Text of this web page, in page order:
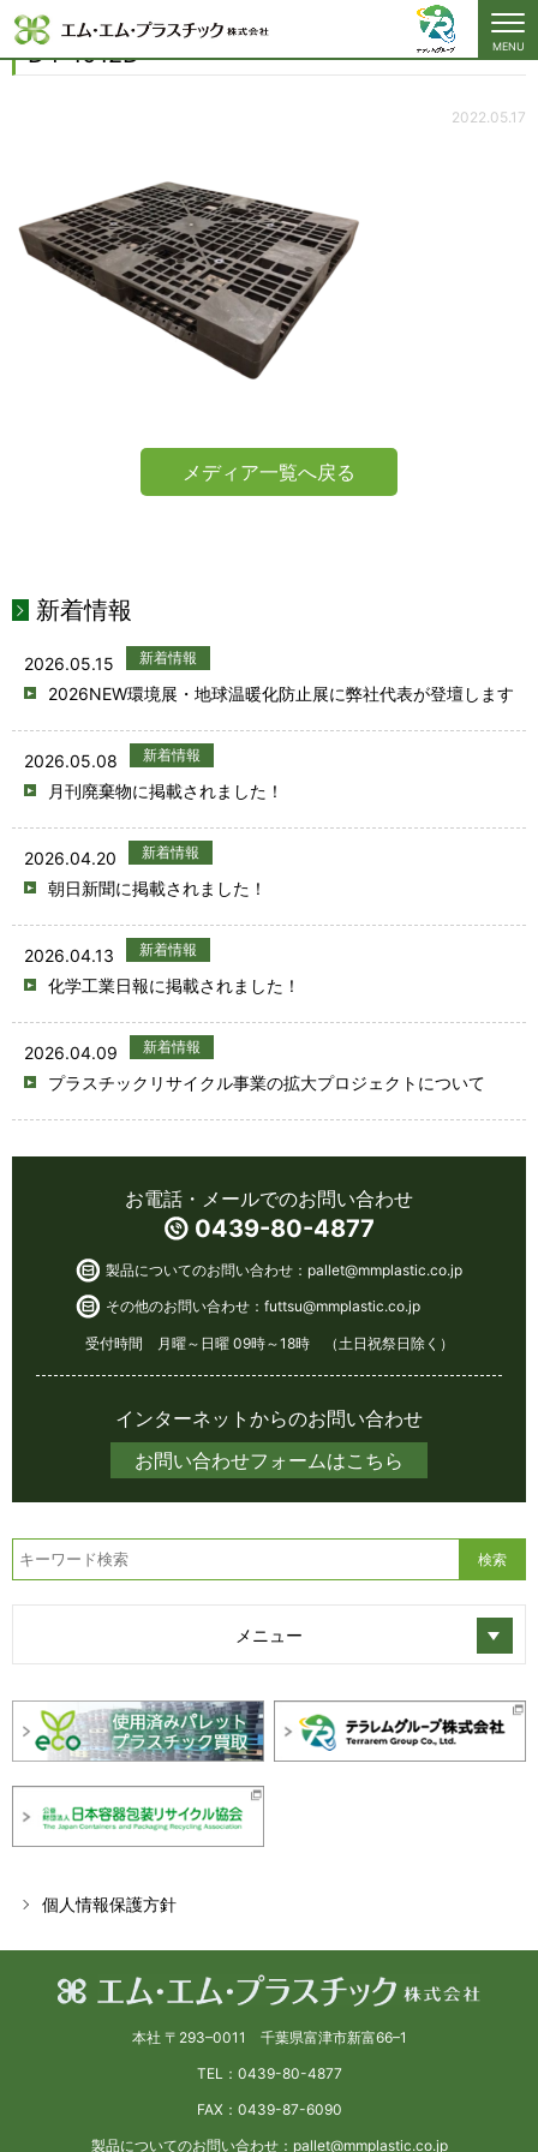
MENU
D4-1012D
2022.05.17
メディア一覧へ戻る
新着情報
2026.05.15 新着情報
2026NEW環境展・地球温暖化防止展に弊社代表が登壇します
2026.05.08 新着情報
月刊廃棄物に掲載されました！
2026.04.20 新着情報
朝日新聞に掲載されました！
2026.04.13 新着情報
化学工業日報に掲載されました！
2026.04.09 新着情報
プラスチックリサイクル事業の拡大プロジェクトについて
お電話・メールでのお問い合わせ
0439-80-4877
製品についてのお問い合わせ： pallet@mmplastic.co.jp
その他のお問い合わせ： futtsu@mmplastic.co.jp
受付時間 月曜～日曜 09時～18時 （土日祝祭日除く）
インターネットからのお問い合わせ
お問い合わせフォームはこちら
メニュー
個人情報保護方針
本社 〒293–0011 千葉県富津市新富66–1
TEL：0439-80-4877
FAX：0439-87-6090
製品についてのお問い合わせ：pallet@mmplastic.co.jp